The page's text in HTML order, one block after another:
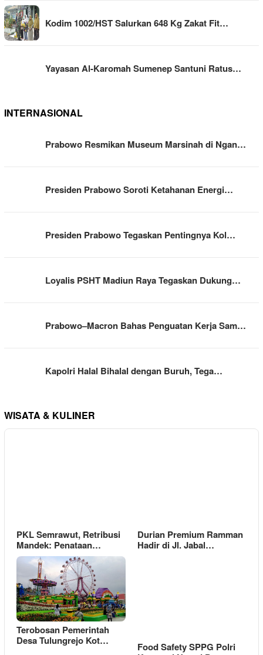
Kodim 1002/HST Salurkan 648 Kg Zakat Fit…
Yayasan Al-Karomah Sumenep Santuni Ratus…
INTERNASIONAL
Prabowo Resmikan Museum Marsinah di Ngan…
Presiden Prabowo Soroti Ketahanan Energi…
Presiden Prabowo Tegaskan Pentingnya Kol…
Loyalis PSHT Madiun Raya Tegaskan Dukung…
Prabowo–Macron Bahas Penguatan Kerja Sam…
Kapolri Halal Bihalal dengan Buruh, Tega…
WISATA & KULINER
PKL Semrawut, Retribusi
Mandek: Penataan…
Durian Premium Ramman
Hadir di Jl. Jabal…
Terobosan Pemerintah
Desa Tulungrejo Kot…
Food Safety SPPG Polri